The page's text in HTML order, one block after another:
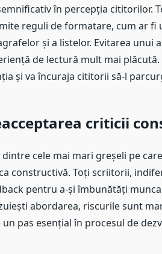
în percepția cititorilor.
reguli de formatare, cum ar
și a listelor. Evitarea unui
de lectură mult mai
și va încuraja cititorii să-l
criticii
dintre cele mai mari greșeli pe
constructivă. Toți scriitorii,
pentru a-și îmbunătăți
abordarea, riscurile sunt
un pas esențial în procesul de